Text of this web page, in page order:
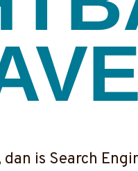
dan is Search